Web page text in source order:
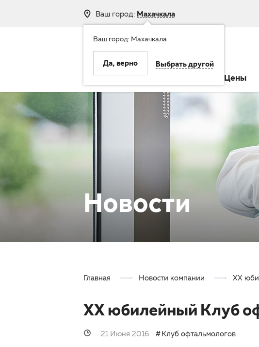
Ваш город: Махачкала
Ваш город: Махачкала
Да, верно Выбрать другой
Цены
Новости
Главная Новости компании XX
XX юбилейный Клуб
21 Июня 2016 Клуб офтальмологов